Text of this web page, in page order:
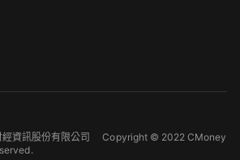
經資訊股份有限公司Copyright © 2022 CMoney